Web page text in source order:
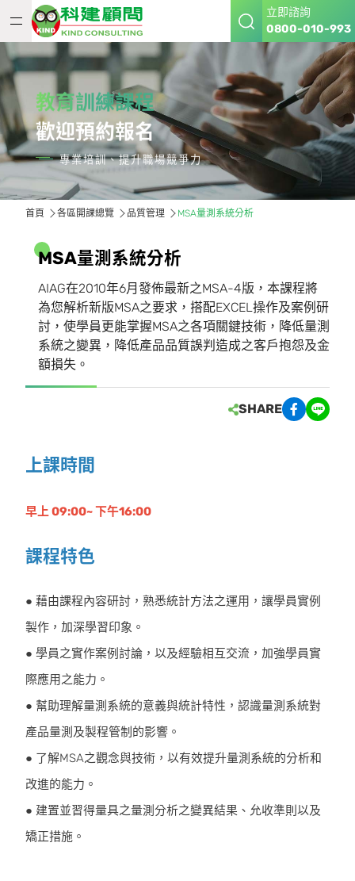
立即諮詢
0800-010-993
教育訓練課程
歡迎預約報名
專業培訓、提升職場競爭力
首頁 各區開課總覽 品質管理 MSA量測系統分析
MSA量測 系統分析
AIAG在2010年6月發佈最新之MSA-4版，本課程將
為您解析新版MSA之要求，搭配EXCEL操作及案例研
討，使學員更能掌握MSA之各項關鍵技術，降低量測
系統之變異，降低產品品質誤判造成之客戶抱怨及金
額損失。
SHARE
上課時間
早上 09:00~ 下午16:00
課程特色
● 藉由課程內容研討，熟悉統計方法之運用，讓學員實例
製作，加深學習印象。
● 學員之實作案例討論，以及經驗相互交流，加強學員實
際應用之能力。
● 幫助理解量測系統的意義與統計特性，認識量測系統對
產品量測及製程管制的影響。
● 了解MSA之觀念與技術，以有效提升量測系統的分析和
改進的能力。
● 建置並習得量具之量測分析之變異結果、允收準則以及
矯正措施。